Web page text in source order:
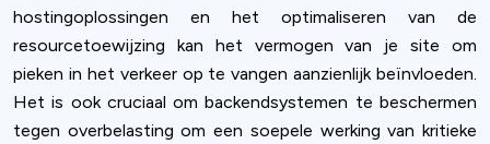
hostingoplossingen en het optimaliseren van de
resourcetoewijzing kan het vermogen van je site om
pieken in het verkeer op te vangen aanzienlijk beïnvloeden.
Het is ook cruciaal om backendsystemen te beschermen
tegen overbelasting om een soepele werking van kritieke